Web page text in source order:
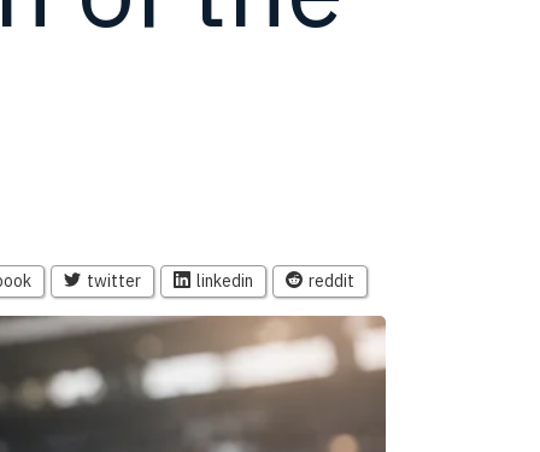
twitter linkedin reddit